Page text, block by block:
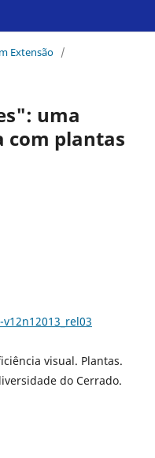
Extensão /
uma
plantas
visual. Plantas.
do Cerrado.